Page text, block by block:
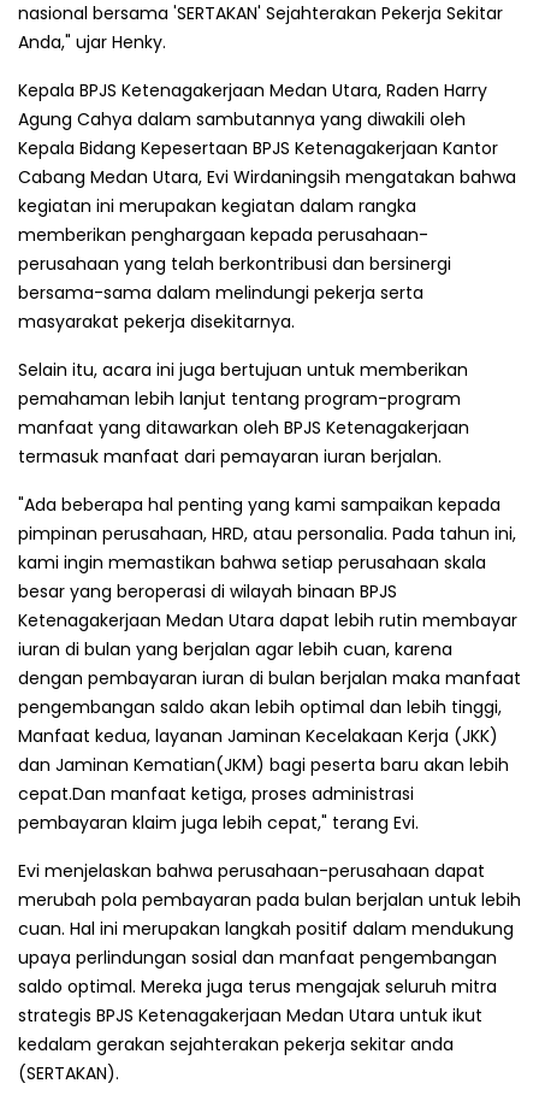
nasional bersama 'SERTAKAN' Sejahterakan Pekerja Sekitar
Anda," ujar Henky.
Kepala BPJS Ketenagakerjaan Medan Utara, Raden Harry
Agung Cahya dalam sambutannya yang diwakili oleh
Kepala Bidang Kepesertaan BPJS Ketenagakerjaan Kantor
Cabang Medan Utara, Evi Wirdaningsih mengatakan bahwa
kegiatan ini merupakan kegiatan dalam rangka
memberikan penghargaan kepada perusahaan-
perusahaan yang telah berkontribusi dan bersinergi
bersama-sama dalam melindungi pekerja serta
masyarakat pekerja disekitarnya.
Selain itu, acara ini juga bertujuan untuk memberikan
pemahaman lebih lanjut tentang program-program
manfaat yang ditawarkan oleh BPJS Ketenagakerjaan
termasuk manfaat dari pemayaran iuran berjalan.
"Ada beberapa hal penting yang kami sampaikan kepada
pimpinan perusahaan, HRD, atau personalia. Pada tahun ini,
kami ingin memastikan bahwa setiap perusahaan skala
besar yang beroperasi di wilayah binaan BPJS
Ketenagakerjaan Medan Utara dapat lebih rutin membayar
iuran di bulan yang berjalan agar lebih cuan, karena
dengan pembayaran iuran di bulan berjalan maka manfaat
pengembangan saldo akan lebih optimal dan lebih tinggi,
Manfaat kedua, layanan Jaminan Kecelakaan Kerja (JKK)
dan Jaminan Kematian(JKM) bagi peserta baru akan lebih
cepat.Dan manfaat ketiga, proses administrasi
pembayaran klaim juga lebih cepat," terang Evi.
Evi menjelaskan bahwa perusahaan-perusahaan dapat
merubah pola pembayaran pada bulan berjalan untuk lebih
cuan. Hal ini merupakan langkah positif dalam mendukung
upaya perlindungan sosial dan manfaat pengembangan
saldo optimal. Mereka juga terus mengajak seluruh mitra
strategis BPJS Ketenagakerjaan Medan Utara untuk ikut
kedalam gerakan sejahterakan pekerja sekitar anda
(SERTAKAN).